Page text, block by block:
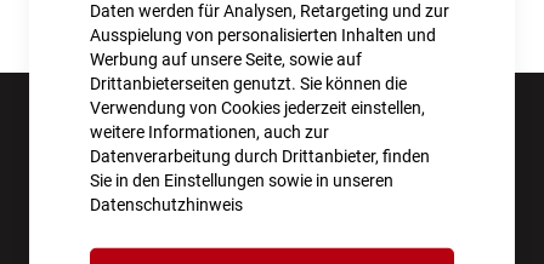
Daten werden für Analysen, Retargeting und zur
Ausspielung von personalisierten Inhalten und
Werbung auf unsere Seite, sowie auf
Drittanbieterseiten genutzt. Sie können die
Verwendung von Cookies jederzeit einstellen,
weitere Informationen, auch zur
Datenverarbeitung durch Drittanbieter, finden
Sie in den Einstellungen sowie in unseren
Datenschutzhinweis